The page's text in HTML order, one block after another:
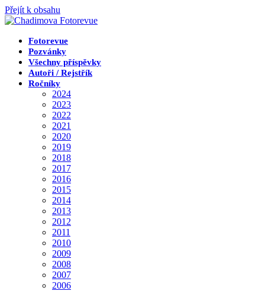
Přejít k obsahu
Fotorevue
Pozvánky
Všechny příspěvky
Autoři / Rejstřík
Ročníky
2024
2023
2022
2021
2020
2019
2018
2017
2016
2015
2014
2013
2012
2011
2010
2009
2008
2007
2006